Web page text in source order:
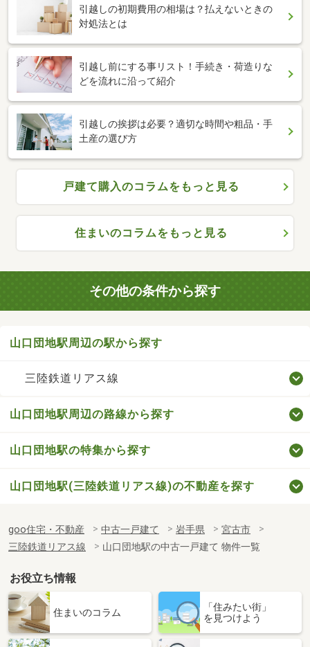
引越しの初期費用の相場は？払えないときの
対処法とは
引越し前にする事リスト！手続き・荷造りな
どを流れに沿って紹介
引越しの挨拶は必要？適切な時間や粗品・手
土産の選び方
戸建て購入のコラムをもっと見る
住まいのコラムをもっと見る
その他の条件から探す
山口団地駅周辺の駅から探す
三陸鉄道リアス線
山口団地駅周辺の路線から探す
山口団地駅の特集から探す
山口団地駅(三陸鉄道リアス線)の不動産を探す
goo住宅・不動産 中古一戸建て 岩手県
宮古市
三陸鉄道リアス線
山口団地駅の中古一戸建て 物件一覧
お役立ち情報
住まいのコラム
「住みたい街」
を見つけよう